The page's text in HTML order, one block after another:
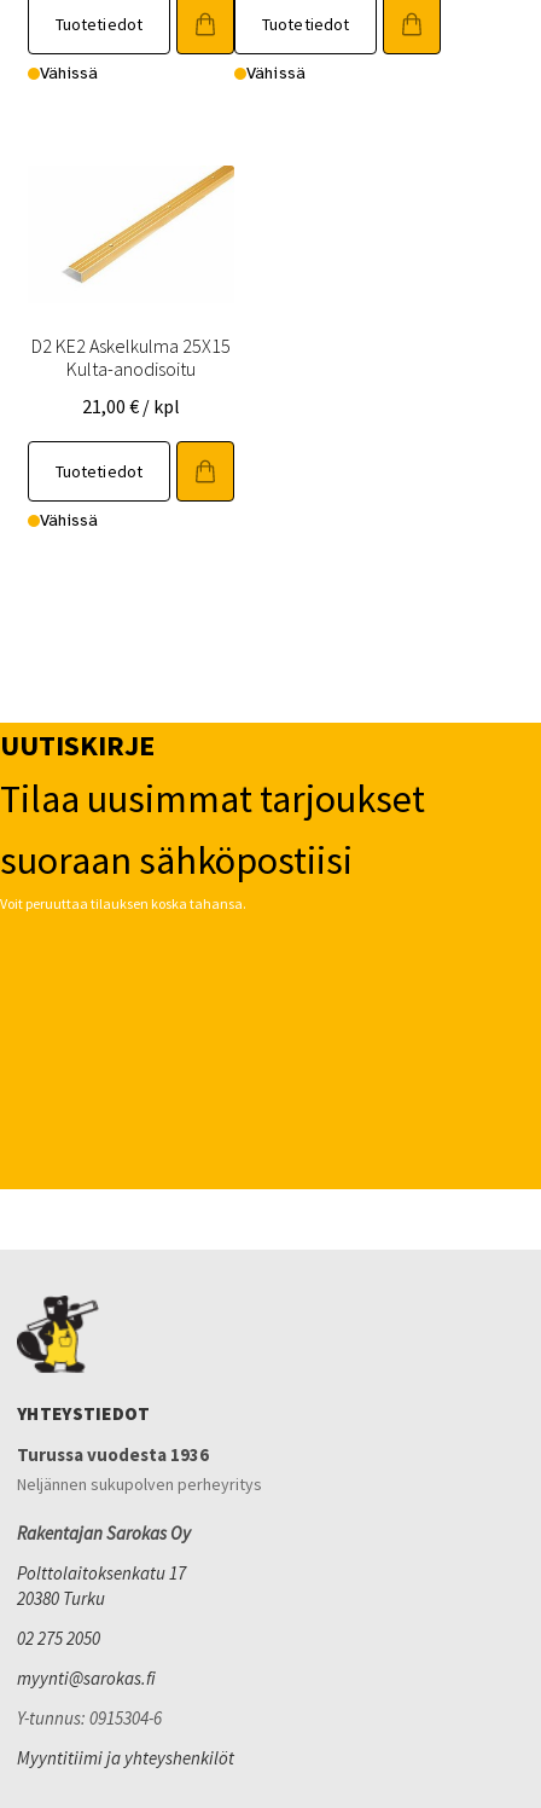
Tuotetiedot
Vähissä
Tuotetiedot
Vähissä
D2 KE2 Askelkulma 25X15
Kulta-anodisoitu
21,00 € / kpl
Tuotetiedot
Vähissä
UUTISKIRJE
Tilaa uusimmat tarjoukset
suoraan sähköpostiisi
Voit peruuttaa tilauksen koska tahansa.
YHTEYSTIEDOT
Turussa vuodesta 1936
Neljännen sukupolven perheyritys
Rakentajan Sarokas Oy
Polttolaitoksenkatu 17
20380 Turku
02 275 2050
myynti@sarokas.fi
Y-tunnus: 0915304-6
Myyntitiimi ja yhteyshenkilöt